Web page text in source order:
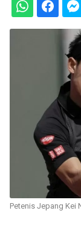
Petenis Jepang Kei